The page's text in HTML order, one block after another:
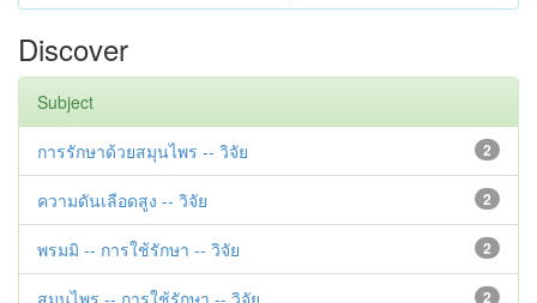
Discover
Subject
2
การรักษาด้วยสมุนไพร -- วิจัย
2
ความดันเลือดสูง -- วิจัย
2
พรมมิ -- การใช้รักษา -- วิจัย
2
สมุนไพร -- การใช้รักษา -- วิจัย